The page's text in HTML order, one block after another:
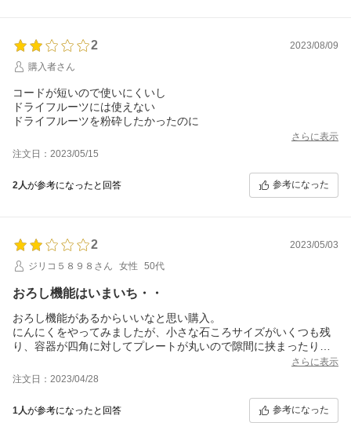
2
2023/08/09
購入者さん
コードが短いので使いにくいし
ドライフルーツには使えない
ドライフルーツを粉砕したかったのに
さらに表示
注文日：2023/05/15
2人が参考になったと回答 参考になった
2
2023/05/03
ジリコ５８９８さん
女性 50代
おろし機能はいまいち・・
おろし機能があるからいいなと思い購入。
にんにくをやってみましたが、小さな石ころサイズがいくつも残
り、容器が四角に対してプレートが丸いので隙間に挟まったり塊
が下に落ちたり。結局残ったものは取り出して手ですりおろすこ
とに。これなら買わなきゃよかったと後悔。普通にプロセッサー
として使うぶんにはいいのかもしれません。
さらに表示
注文日：2023/04/28
1人が参考になったと回答 参考になった